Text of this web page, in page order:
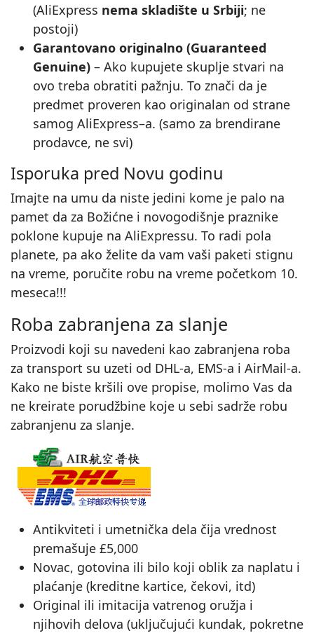
(AliExpress nema skladište u Srbiji; ne
postoji)
Garantovano originalno (Guaranteed
Genuine) – Ako kupujete skuplje stvari na
ovo treba obratiti pažnju. To znači da je
predmet proveren kao originalan od strane
samog AliExpress–a. (samo za brendirane
prodavce, ne svi)
Isporuka pred Novu godinu
Imajte na umu da niste jedini kome je palo na
pamet da za Božićne i novogodišnje praznike
poklone kupuje na AliExpressu. To radi pola
planete, pa ako želite da vam vaši paketi stignu
na vreme, poručite robu na vreme početkom 10.
meseca!!!
Roba zabranjena za slanje
Proizvodi koji su navedeni kao zabranjena roba
za transport su uzeti od DHL‑a, EMS‑a i AirMail‑a.
Kako ne biste kršili ove propise, molimo Vas da
ne kreirate porudžbine koje u sebi sadrže robu
zabranjenu za slanje.
Antikviteti i umetnička dela čija vrednost
premašuje £5,000
Novac, gotovina ili bilo koji oblik za naplatu i
plaćanje (kreditne kartice, čekovi, itd)
Original ili imitacija vatrenog oružja i
njihovih delova (uključujući kundak, pokretne